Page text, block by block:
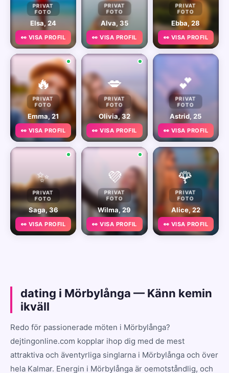
PRIVAT
FOTO
Elsa, 24
👀 VISA PROFIL
PRIVAT
FOTO
Alva, 35
👀 VISA PROFIL
PRIVAT
FOTO
Ebba, 28
👀 VISA PROFIL
🔥
PRIVAT
FOTO
Emma, 21
👀 VISA PROFIL
💋
PRIVAT
FOTO
Olivia, 32
👀 VISA PROFIL
💕
PRIVAT
FOTO
Astrid, 25
👀 VISA PROFIL
✨
PRIVAT
FOTO
Saga, 36
👀 VISA PROFIL
💜
PRIVAT
FOTO
Wilma, 29
👀 VISA PROFIL
🌹
PRIVAT
FOTO
Alice, 22
👀 VISA PROFIL
dating i Mörbylånga — Känn kemin
ikväll
Redo för passionerade möten i Mörbylånga?
dejtingonline.com kopplar ihop dig med de mest
attraktiva och äventyrliga singlarna i Mörbylånga och över
hela Kalmar. Energin i Mörbylånga är oemotståndlig, och